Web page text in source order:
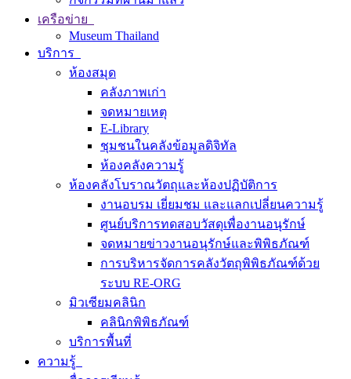
เครือข่าย
Museum Thailand
บริการ
ห้องสมุด
คลังภาพเก่า
จดหมายเหตุ
E-Library
ชุมชนในคลังข้อมูลดิจิทัล
ห้องคลังความรู้
ห้องคลังโบราณวัตถุและห้องปฏิบัติการ
งานอบรม เยี่ยมชม และแลกเปลี่ยนความรู้
ศูนย์บริการทดสอบวัสดุเพื่องานอนุรักษ์
จดหมายข่าวงานอนุรักษ์และพิพิธภัณฑ์
การบริหารจัดการคลังวัตถุพิพิธภัณฑ์ด้วย
ระบบ RE-ORG
มิวเซียมคลินิก
คลินิกพิพิธภัณฑ์
บริการพื้นที่
ความรู้